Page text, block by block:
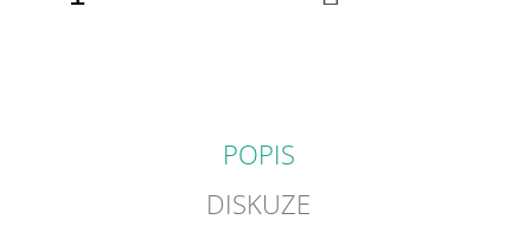
POPIS
DISKUZE